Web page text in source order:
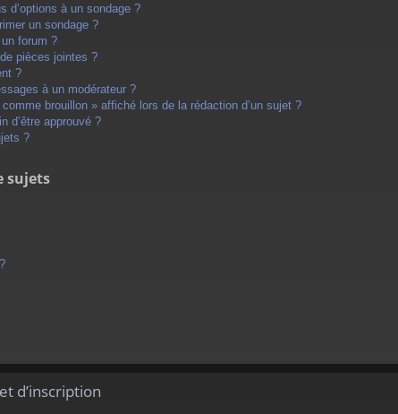
d’options à un sondage ?
un sondage ?
forum ?
pièces jointes ?
?
à un modérateur ?
brouillon » affiché lors de la rédaction d’un sujet ?
d’être approuvé ?
?
sujets
d’inscription